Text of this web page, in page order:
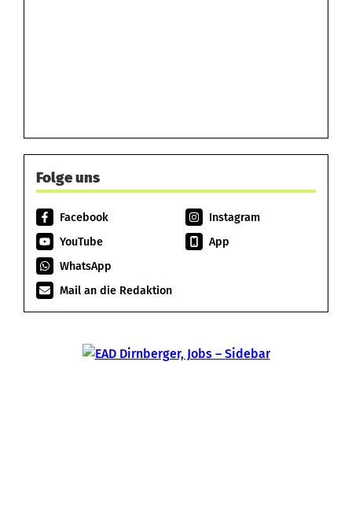
Folge uns
Facebook
Instagram
YouTube
App
WhatsApp
Mail an die Redaktion